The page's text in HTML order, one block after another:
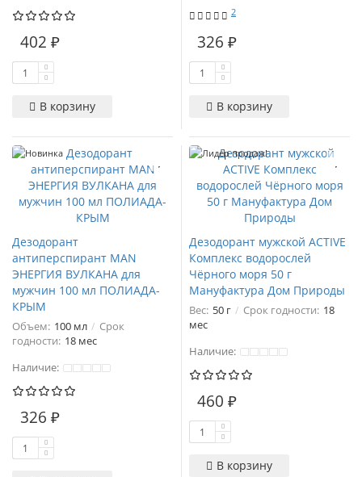
402 ₽
В корзину
2
326 ₽
В корзину
Новинка
Дезодорант
антиперспирант MAN
ЭНЕРГИЯ ВУЛКАНА для
мужчин 100 мл ПОЛИАДА-
КРЫМ
Объем: 100 мл
Срок
годности: 18 мес
Наличие:
326 ₽
Лидер продаж!
Дезодорант мужской ACTIVE
Комплекс водорослей
Чёрного моря 50 г
Мануфактура Дом Природы
Вес: 50 г Срок годности: 18
мес
Наличие:
460 ₽
В корзину